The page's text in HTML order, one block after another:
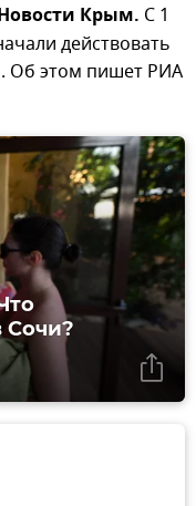
Крым. С 1
действовать
Об этом пишет РИА
Сочи?